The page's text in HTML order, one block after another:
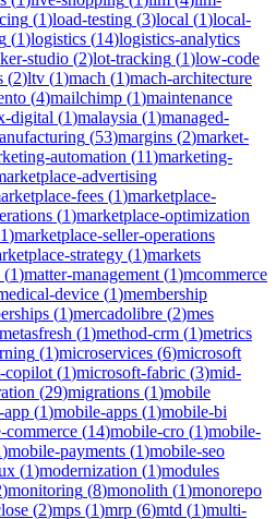
(1)load-testing (3)local (1)local-
(1)logistics (14)logistics-analytics
studio (2)lot-tracking (1)low-code
(2)ltv (1)mach (1)mach-architecture
(4)mailchimp (1)maintenance
digital (1)malaysia (1)managed-
(53)margins (2)market-
automation (11)marketing-
advertising
fees (1)marketplace-
(1)marketplace-optimization
1)marketplace-seller-operations
strategy (1)markets
(1)matter-management (1)mcommerce
device (1)membership
(1)mercadolibre (2)mes
metasfresh (1)method-crm (1)metrics
(1)microservices (6)microsoft
copilot (1)microsoft-fabric (3)mid-
(29)migrations (1)mobile
app (1)mobile-apps (1)mobile-bi
commerce (14)mobile-cro (1)mobile-
)mobile-payments (1)mobile-seo
(1)modernization (1)modules
)monitoring (8)monolith (1)monorepo
(2)mps (1)mrp (6)mtd (1)multi-